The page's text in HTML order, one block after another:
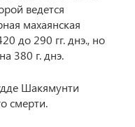
ведется
махаянская
до 290 гг. днэ., но
380 г. днэ.
Шакямунти
смерти.